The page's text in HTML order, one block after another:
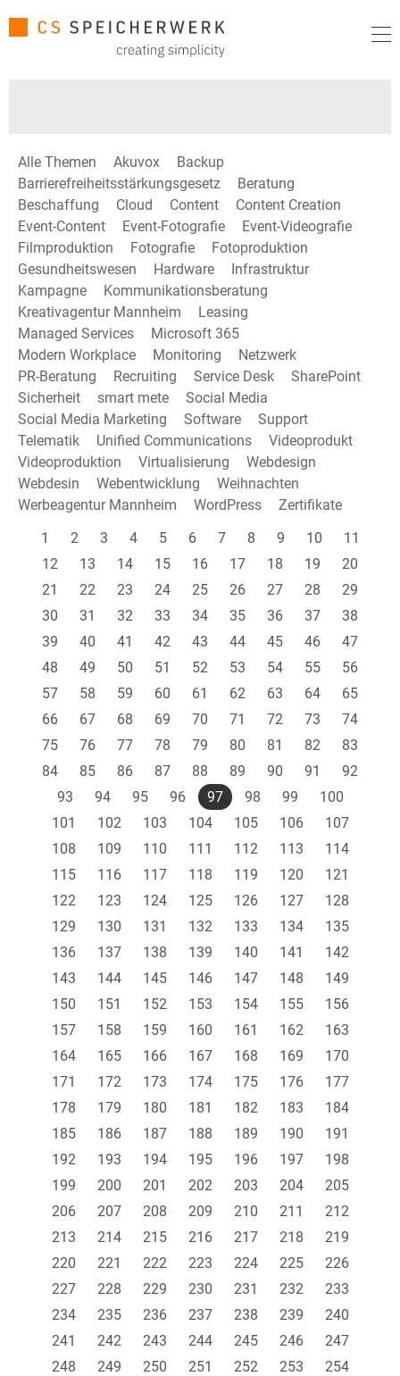
Alle Themen Akuvox
Backup
Barrierefreiheitsstärkungsgesetz
Beratung
Beschaffung
Cloud Content
Content Creation
Event-Content
Event-Fotografie
Event-Videografie
Filmproduktion
Fotografie
Fotoproduktion
Gesundheitswesen
Hardware
Infrastruktur
Kampagne
Kommunikationsberatung
Kreativagentur Mannheim
Leasing
Managed Services
Microsoft 365
Modern Workplace
Monitoring
Netzwerk
PR-Beratung
Recruiting Service Desk
SharePoint
Sicherheit
smart mete
Social Media
Social Media Marketing
Software
Support
Telematik
Unified Communications
Videoprodukt
Videoproduktion
Virtualisierung
Webdesign
Webdesin
Webentwicklung
Weihnachten
Werbeagentur Mannheim
WordPress
Zertifikate
1
2 3 4 5 6 7 8 9 10
11
12
13 14 15 16 17 18 19
20
21
22 23 24 25 26 27 28
29
30
31 32 33 34 35 36 37
38
39
40 41 42 43 44 45 46
47
48
49 50 51 52 53 54 55
56
57
58 59 60 61 62 63 64
65
66
67 68 69 70 71 72 73
74
75
76 77 78 79 80 81 82
83
84
85 86 87 88 89 90 91
92
93
94 95 96 97 98 99
100
101
102 103 104 105 106
107
108
109 110 111 112 113
114
115
116 117 118 119 120
121
122
123 124 125 126 127
128
129
130 131 132 133 134
135
136
137 138 139 140 141
142
143
144 145 146 147 148
149
150
151 152 153 154 155
156
157
158 159 160 161 162
163
164
165 166 167 168 169
170
171
172 173 174 175 176
177
178
179 180 181 182 183
184
185
186 187 188 189 190
191
192
193 194 195 196 197
198
199
200 201 202 203 204
205
206
207 208 209 210 211
212
213
214 215 216 217 218
219
220
221 222 223 224 225
226
227
228 229 230 231 232
233
234
235 236 237 238 239
240
241
242 243 244 245 246
247
248
249 250 251 252 253
254